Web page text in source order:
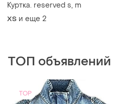
Куртка. reserved s, m
ХS и еще 2
ТОП объявлений
TOP